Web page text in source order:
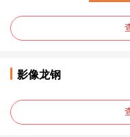
影像龙钢